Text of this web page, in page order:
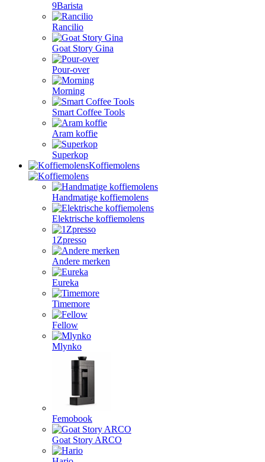
9Barista
Rancilio
Goat Story Gina
Pour-over
Morning
Smart Coffee Tools
Aram koffie
Superkop
Koffiemolens
Handmatige koffiemolens
Elektrische koffiemolens
1Zpresso
Andere merken
Eureka
Timemore
Fellow
Mlynko
Femobook
Goat Story ARCO